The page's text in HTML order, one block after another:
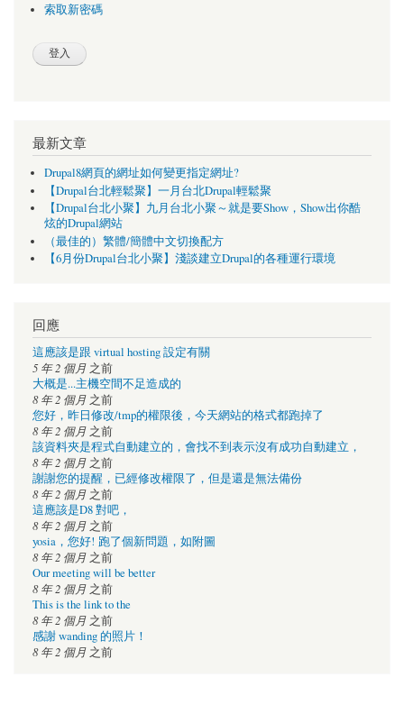
索取新密碼
最新文章
Drupal8網頁的網址如何變更指定網址?
【Drupal台北輕鬆聚】一月台北Drupal輕鬆聚
【Drupal台北小聚】九月台北小聚～就是要Show，Show出你酷
炫的Drupal網站
（最佳的）繁體/簡體中文切換配方
【6月份Drupal台北小聚】淺談建立Drupal的各種運行環境
回應
這應該是跟 virtual hosting 設定有關
5 年 2 個月 之前
大概是...主機空間不足造成的
8 年 2 個月 之前
您好，昨日修改/tmp的權限後，今天網站的格式都跑掉了
8 年 2 個月 之前
該資料夾是程式自動建立的，會找不到表示沒有成功自動建立，
8 年 2 個月 之前
謝謝您的提醒，已經修改權限了，但是還是無法備份
8 年 2 個月 之前
這應該是D8 對吧，
8 年 2 個月 之前
yosia，您好! 跑了個新問題，如附圖
8 年 2 個月 之前
Our meeting will be better
8 年 2 個月 之前
This is the link to the
8 年 2 個月 之前
感謝 wanding 的照片！
8 年 2 個月 之前